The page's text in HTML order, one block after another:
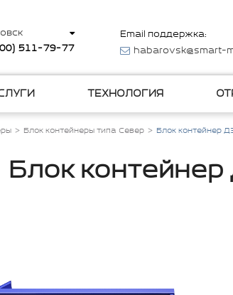
511-79-77
Email поддержка:
habarovsk@smart-
ТЕХНОЛОГИЯ
Блок контейнеры типа Север Блок контейнер
Блок